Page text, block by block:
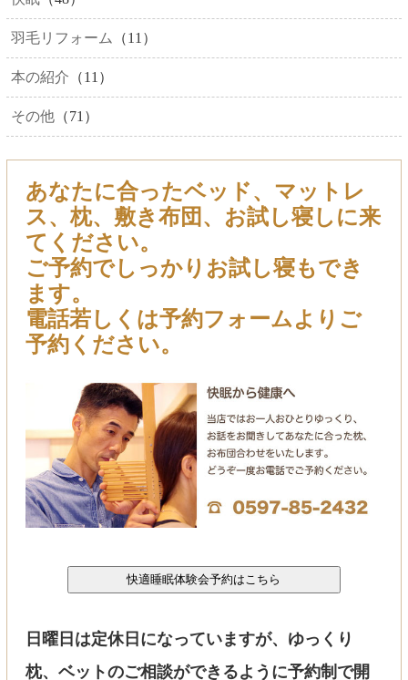
羽毛リフォーム （11）
本の紹介 （11）
その他（71）
あなたに合ったベッド、マットレ
ス、枕、敷き布団、お試し寝しに来
てください。
ご予約でしっかりお試し寝もでき
ます。
電話若しくは予約フォームよりご
予約ください。
日曜日は定休日になっていますが、ゆっくり
枕、ベットのご相談ができるように予約制で開